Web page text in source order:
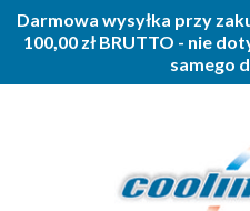
Darmowa wysyłka przy
100,00 zł BRUTTO - nie
samego